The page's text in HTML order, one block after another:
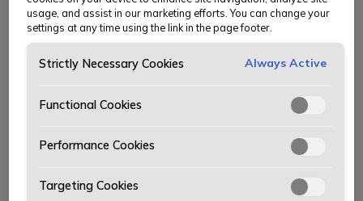
Mercedes-Benz
usage, and assist in our marketing efforts. You can change your
settings at any time using the link in the page footer.
Strictly Necessary Cookies Always Active
Functional Cookies
Performance Cookies
Targeting Cookies